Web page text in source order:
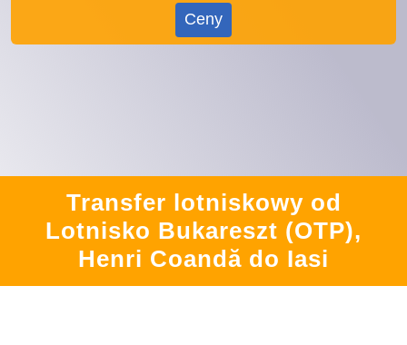
Ceny
Transfer lotniskowy od
Lotnisko Bukareszt (OTP),
Henri Coandă do Iasi